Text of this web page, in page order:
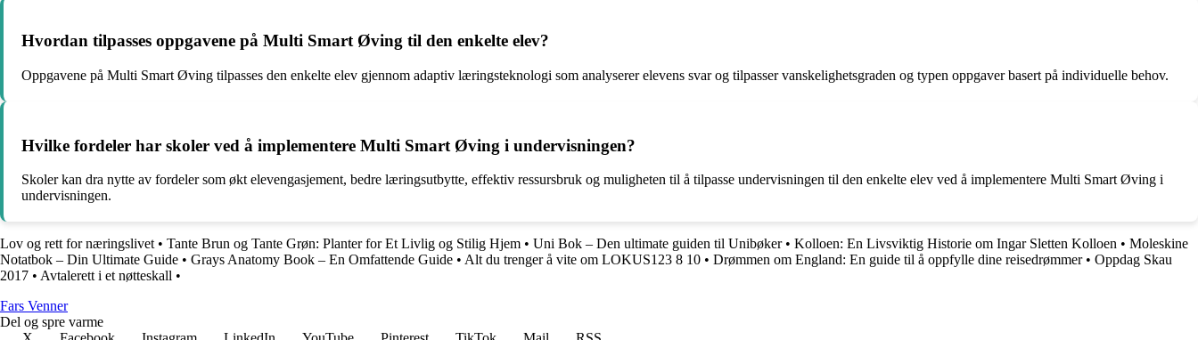
Hvordan tilpasses oppgavene på Multi Smart Øving til den enkelte elev?
Oppgavene på Multi Smart Øving tilpasses den enkelte elev gjennom adaptiv læringsteknologi som analyserer elevens svar og tilpasser vanskelighetsgraden og typen oppgaver basert på individuelle behov.
Hvilke fordeler har skoler ved å implementere Multi Smart Øving i undervisningen?
Skoler kan dra nytte av fordeler som økt elevengasjement, bedre læringsutbytte, effektiv ressursbruk og muligheten til å tilpasse undervisningen til den enkelte elev ved å implementere Multi Smart Øving i
undervisningen.
Lov og rett for næringslivet• Tante Brun og Tante Grøn: Planter for Et Livlig og Stilig Hjem • Uni Bok – Den ultimate guiden til Unibøker• Kolloen: En Livsviktig Historie om Ingar Sletten Kolloen • Moleskine
Notatbok – Din Ultimate Guide • Grays Anatomy Book – En Omfattende Guide • Alt du trenger å vite om LOKUS123 8 10 • Drømmen om England: En guide til å oppfylle dine reisedrømmer• Oppdag Skau
2017 • Avtalerett i et nøtteskall •
Fars Venner
Del og spre varme